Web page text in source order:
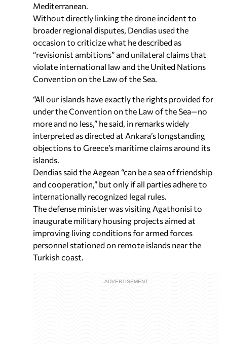
Mediterranean.
Without directly linking the drone incident to
broader regional disputes, Dendias used the
occasion to criticize what he described as
“revisionist ambitions” and unilateral claims that
violate international law and the United Nations
Convention on the Law of the Sea.
“All our islands have exactly the rights provided for
under the Convention on the Law of the Sea—no
more and no less,” he said, in remarks widely
interpreted as directed at Ankara’s longstanding
objections to Greece’s maritime claims around its
islands.
Dendias said the Aegean “can be a sea of friendship
and cooperation,” but only if all parties adhere to
internationally recognized legal rules.
The defense minister was visiting Agathonisi to
inaugurate military housing projects aimed at
improving living conditions for armed forces
personnel stationed on remote islands near the
Turkish coast.